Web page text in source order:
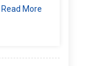
Read More…